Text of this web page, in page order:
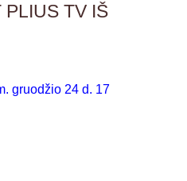
PLIUS TV IŠ
gruodžio 24 d. 17